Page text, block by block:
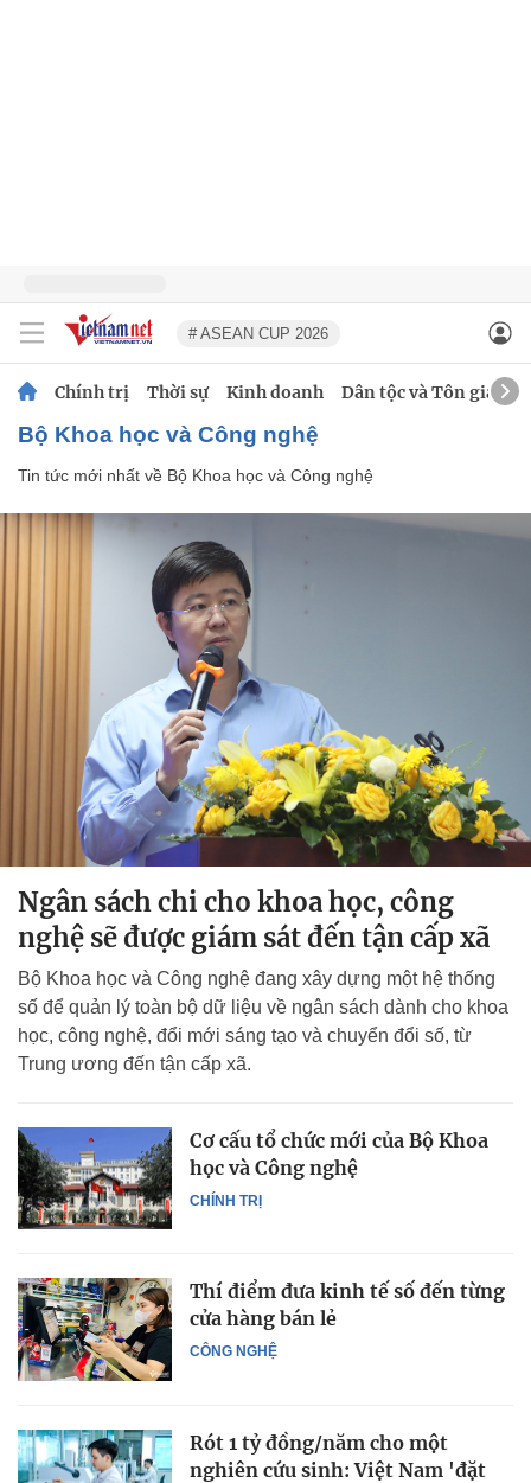
# ASEAN CUP 2026
Chính trị Thời sự Kinh doanh Dân tộc và Tôn giáo
Bộ Khoa học và Công nghệ
Tin tức mới nhất về Bộ Khoa học và Công nghệ
Ngân sách chi cho khoa học, công
nghệ sẽ được giám sát đến tận cấp xã
Bộ Khoa học và Công nghệ đang xây dựng một hệ thống
số để quản lý toàn bộ dữ liệu về ngân sách dành cho khoa
học, công nghệ, đổi mới sáng tạo và chuyển đổi số, từ
Trung ương đến tận cấp xã.
CHÍNH TRỊ
Cơ cấu tổ chức mới của Bộ Khoa
học và Công nghệ
CÔNG NGHỆ
Thí điểm đưa kinh tế số đến từng
cửa hàng bán lẻ
Rót 1 tỷ đồng/năm cho một
nghiên cứu sinh: Việt Nam 'đặt